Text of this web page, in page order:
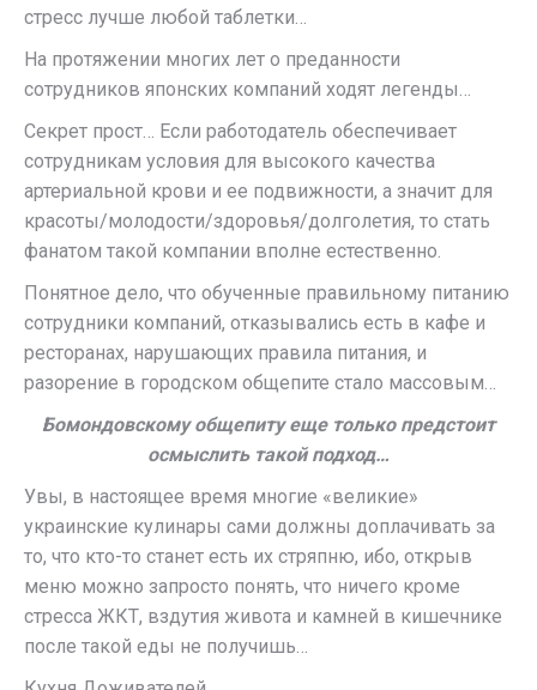
стресс лучше любой таблетки…
На протяжении многих лет о преданности
сотрудников японских компаний ходят легенды…
Секрет прост… Если работодатель обеспечивает
сотрудникам условия для высокого качества
артериальной крови и ее подвижности, а значит для
красоты/молодости/здоровья/долголетия, то стать
фанатом такой компании вполне естественно.
Понятное дело, что обученные правильному питанию
сотрудники компаний, отказывались есть в кафе и
ресторанах, нарушающих правила питания, и
разорение в городском общепите стало массовым…
Бомондовскому общепиту еще только предстоит
осмыслить такой подход…
Увы, в настоящее время многие «великие»
украинские кулинары сами должны доплачивать за
то, что кто-то станет есть их стряпню, ибо, открыв
меню можно запросто понять, что ничего кроме
стресса ЖКТ, вздутия живота и камней в кишечнике
после такой еды не получишь…